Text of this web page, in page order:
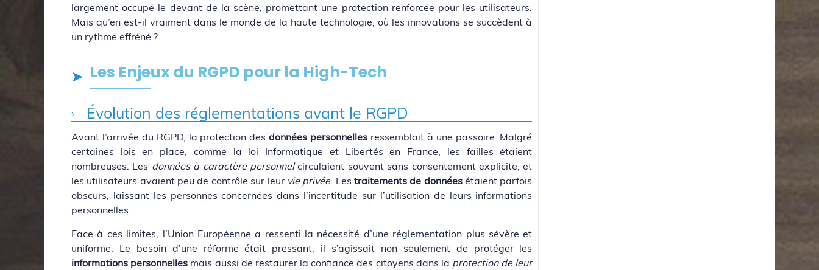
largement occupé le devant de la scène, promettant une protection renforcée pour les utilisateurs.
Mais qu’en est-il vraiment dans le monde de la haute technologie, où les innovations se succèdent à
un rythme effréné ?
Les Enjeux du RGPD pour la High-Tech
Évolution des réglementations avant le RGPD
Avant l’arrivée du RGPD, la protection desdonnées personnelles ressemblait à une passoire. Malgré
certaines lois en place, comme la loi Informatique et Libertés en France, les failles étaient
nombreuses. Les données à caractère personnelcirculaient souvent sans consentement explicite, et
les utilisateurs avaient peu de contrôle sur leur vie privée. Les traitements de donnéesétaient parfois
obscurs, laissant les personnes concernées dans l’incertitude sur l’utilisation de leurs informations
personnelles.
Face à ces limites, l’Union Européenne a ressenti la nécessité d’une réglementation plus sévère et
uniforme. Le besoin d’une réforme était pressant; il s’agissait non seulement de protéger les
informations personnelles mais aussi de restaurer la confiance des citoyens dans la protection de leur